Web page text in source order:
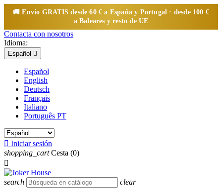
🚚 Envío GRATISdesde 60 € a España y Portugal · desde 100 €
a Baleares y resto de UE
Contacta con nosotros
Idioma:
Español 
Español
English
Deutsch
Français
Italiano
Português PT
 Iniciar sesión
shopping_cart Cesta (0)

search clear